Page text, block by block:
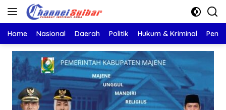
Langsung
Home Nasional Daerah Politik Hukum & Kriminal